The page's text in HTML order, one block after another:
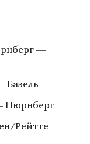
—
Базель
Нюрнберг
Рейтте